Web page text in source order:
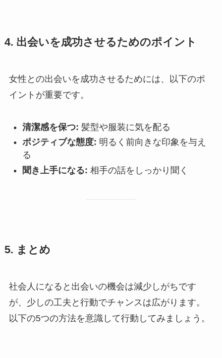
4. 出会いを成功させるためのポイント
女性との出会いを成功させるためには、以下のポ
イントが重要です。
清潔感を保つ: 髪型や服装に気を配る
ポジティブな態度: 明るく前向きな印象を与え
る
聞き上手になる: 相手の話をしっかり聞く
5. まとめ
社会人になると出会いの機会は減少しがちです
が、少しの工夫と行動でチャンスは広がります。
以下の5つの方法を意識して行動してみましょう。